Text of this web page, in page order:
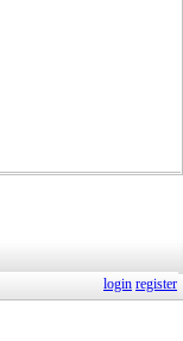
login register